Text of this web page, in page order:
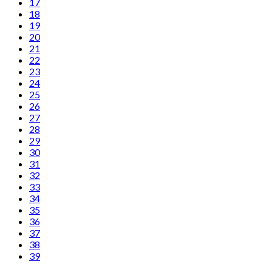
18
19
20
21
22
23
24
25
26
27
28
29
30
31
32
33
34
35
36
37
38
39